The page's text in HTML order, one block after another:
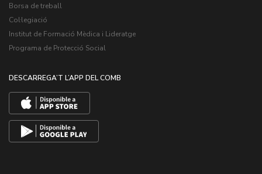
Borsa de treball
Col·legiació
Institut de Formació Mèdica i Lideratge
Programa de Protecció Social
DESCARREGA’T L’APP DEL COMB